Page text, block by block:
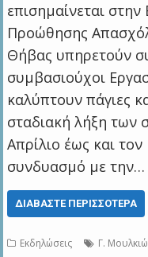
επισημαίνεται
Προώθησης
Θήβας υπηρετούν
συμβασιούχοι
καλύπτουν πάγιες
σταδιακή λήξη των
Απρίλιο έως και
συνδυασμό με την…
ΔΙΑΒΆΣΤΕ ΠΕΡΙΣΣΌΤΕΡΑ
Εκδηλώσεις
Γ.